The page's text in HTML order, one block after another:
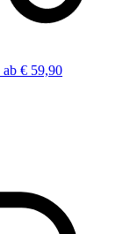
ab € 59,90